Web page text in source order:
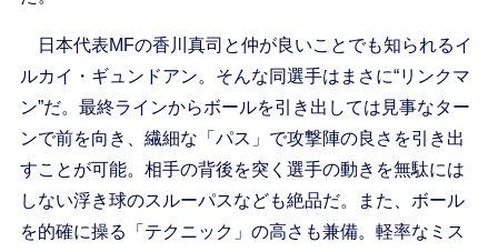
日本代表MFの香川真司と仲が良いことでも知られるイ
ルカイ・ギュンドアン。そんな同選手はまさに“リンクマ
ン”だ。最終ラインからボールを引き出しては見事なター
ンで前を向き、繊細な「パス」で攻撃陣の良さを引き出
すことが可能。相手の背後を突く選手の動きを無駄には
しない浮き球のスルーパスなども絶品だ。また、ボール
を的確に操る「テクニック」の高さも兼備。軽率なミス